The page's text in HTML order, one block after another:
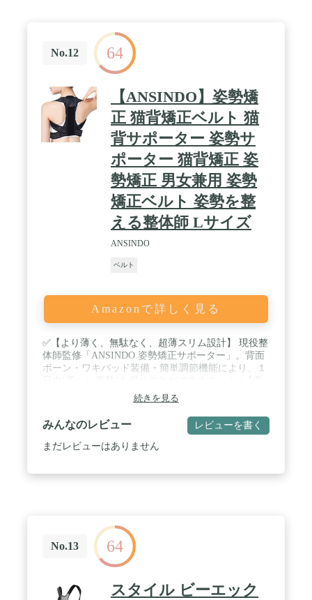
No.12 64
【ANSINDO】姿勢矯
正 猫背矯正ベルト 猫
背サポーター 姿勢サ
ポーター 猫背矯正 姿
勢矯正 男女兼用 姿勢
矯正ベルト 姿勢を整
える整体師 Lサイズ
ANSINDO
ベルト
Amazonで詳しく見る
✅【より薄く、無駄なく、超薄スリム設計】 現役整
体師監修「ANSINDO 姿勢矯正サポーター」。背面
ボーン・ワキパッド装備・簡単調節機能により、１
用するだけで全身のバランスを改善】 猫背を放置し
ていると体幹のバランスが崩れ、全身の不調の原因
に繋がります。そこで役立つのが姿勢矯正サポータ
ー。洋服の下に着用することで丸くなった背中を伸
ばし、正しい姿勢を維持することが可能です。お腹
すめのアイテムです。 / ✅【豊富なサイズラインナ
ップ】 S~XLの豊富な４サイズ展開でご用意。お子
様も気軽に着用できるSサイズもございますので、
ご家族での購入もおすすめです。抜群の通気性と伸
縮性を兼ね備え、お好みに合わせて着用感を自由に
調節することができます。 / ✅ サイズ：Sサイズ
続きを見る
みんなのレビュー レビューを書く
まだレビューはありません
No.13 64
スタイル ビーエック